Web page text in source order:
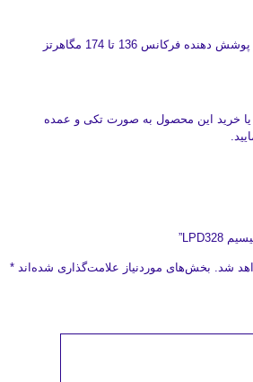
این آنتن به طول 14 سانتیمتر پوشش دهنده فرکانس 136 تا 174 مگاهرتز
یا خرید این محصول به صورت تکی و عمده
شد. بخش‌های موردنیاز علامت‌گذاری شده‌اند *